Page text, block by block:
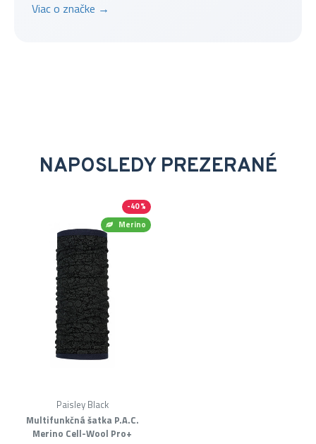
Viac o značke →
NAPOSLEDY PREZERANÉ
Merino
-40 %
Multifunkčná šatka P.A.C.
Merino Cell-Wool Pro+
Paisley Black